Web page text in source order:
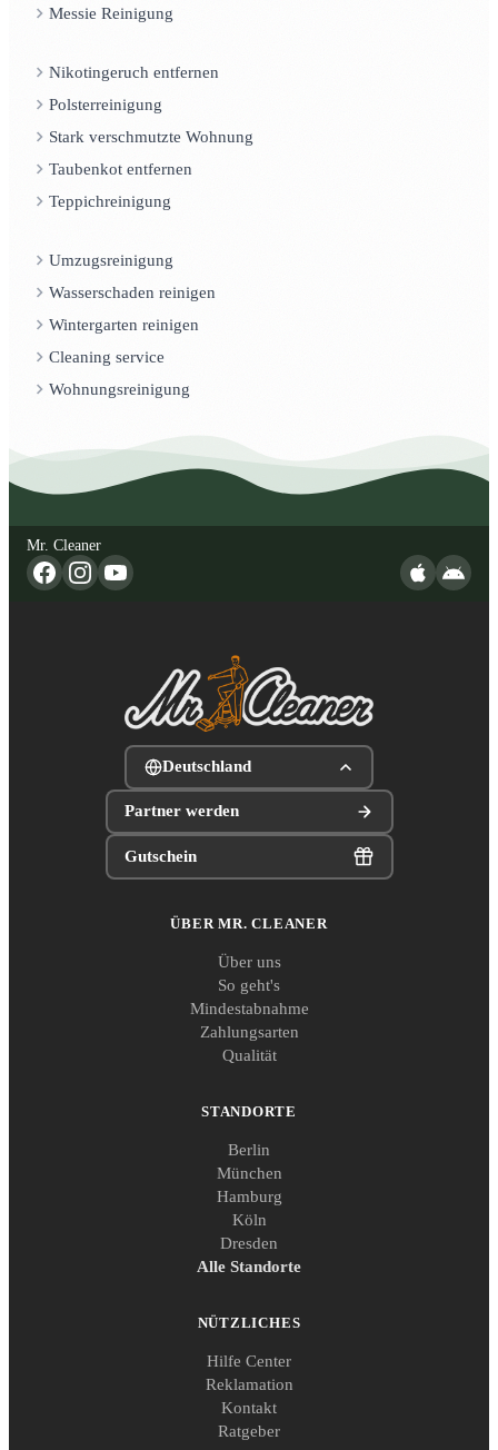
Messie Reinigung
Nikotingeruch entfernen
Polsterreinigung
Stark verschmutzte Wohnung
Taubenkot entfernen
Teppichreinigung
Umzugsreinigung
Wasserschaden reinigen
Wintergarten reinigen
Cleaning service
Wohnungsreinigung
Mr. Cleaner
Deutschland
Partner werden
Gutschein
ÜBER MR. CLEANER
Über uns
So geht's
Mindestabnahme
Zahlungsarten
Qualität
STANDORTE
Berlin
München
Hamburg
Köln
Dresden
Alle Standorte
NÜTZLICHES
Hilfe Center
Reklamation
Kontakt
Ratgeber